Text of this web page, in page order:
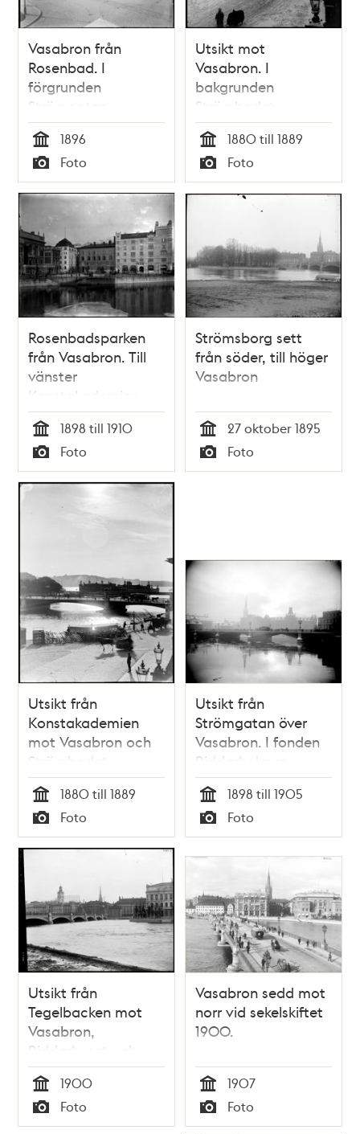
Vasabron från
Rosenbad. I
förgrunden
Strömgatan
Tid
1896
Typ
Foto
Utsikt mot
Vasabron. I
bakgrunden
Strömbadet
Tid
1880 till 1889
Typ
Foto
Rosenbadsparken
från Vasabron. Till
vänster
Konstakademien
och till höger
Rosenbad
Tid
1898 till 1910
Typ
Foto
Strömsborg sett
från söder, till höger
Vasabron
Tid
27 oktober 1895
Typ
Foto
Utsikt från
Konstakademien
mot Vasabron och
Strömbadet
Tid
1880 till 1889
Typ
Foto
Utsikt från
Strömgatan över
Vasabron. I fonden
Riddarholmen
Tid
1898 till 1905
Typ
Foto
Utsikt från
Tegelbacken mot
Vasabron,
Riddarhuset och
Strömsborg
Tid
1900
Typ
Foto
Vasabron sedd mot
norr vid sekelskiftet
1900.
Tid
1907
Typ
Foto